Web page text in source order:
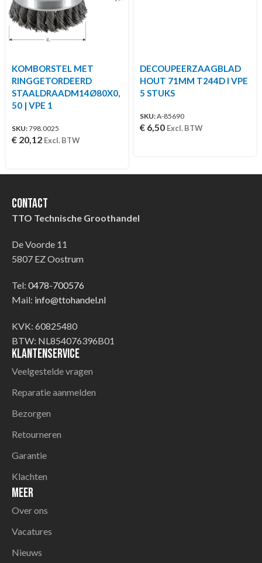
KOMBORSTEL MET
RINGGETORDEERD
STAALDRAADM14Ø80X0,
50 | VPE 1
SKU:798.0025
€ 20,12 Excl. BTW
DECOUPEERZAAGBLAD
HOUT 71MM T244D I VPE
5 STUKS
SKU:A-85690
€ 6,50 Excl. BTW
Contact
TTO Technische Groothandel
De Voorde 11
5807 EZ Oostrum
Tel: 0478-700576
Mail: info@ttohandel.nl
KVK: 60825480
BTW: NL854076396B01
Klantenservice
Veelgestelde vragen
Reparatie aanmelden
Bezorgen
Retourneren
Garantie
Klachten
Meer
Over ons
Vacatures
Nieuws